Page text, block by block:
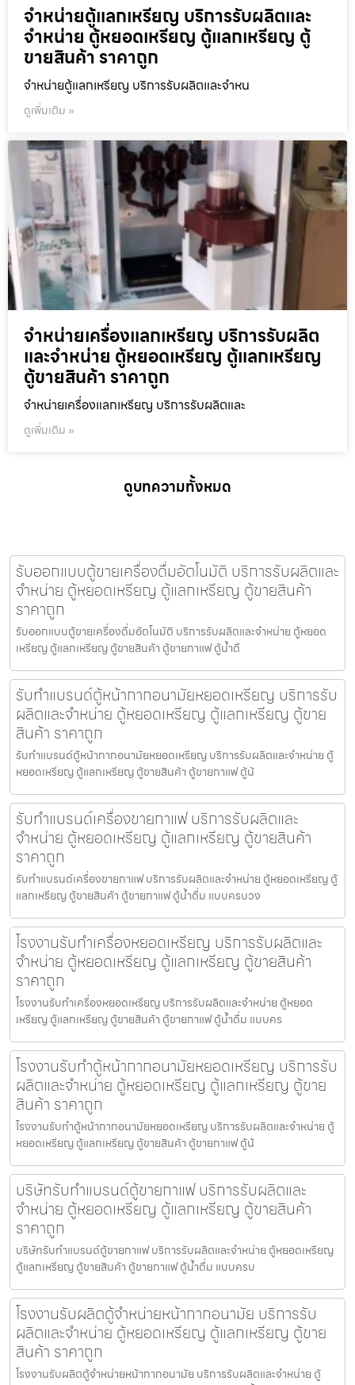
จำหน่ายตู้แลกเหรียญ บริการรับผลิตและ
จำหน่าย ตู้หยอดเหรียญ ตู้แลกเหรียญ ตู้
ขายสินค้า ราคาถูก
จำหน่ายตู้แลกเหรียญ บริการรับผลิตและจำหน
ดูเพิ่มเติม »
จำหน่ายเครื่องแลกเหรียญ บริการรับผลิต
และจำหน่าย ตู้หยอดเหรียญ ตู้แลกเหรียญ
ตู้ขายสินค้า ราคาถูก
จำหน่ายเครื่องแลกเหรียญ บริการรับผลิตและ
ดูเพิ่มเติม »
ดูบทความทั้งหมด
รับออกแบบตู้ขายเครื่องดื่ม​อัตโนมัติ บริการรับผลิตและ
จำหน่าย ตู้หยอดเหรียญ ตู้แลกเหรียญ ตู้ขายสินค้า
ราคาถูก
รับออกแบบตู้ขายเครื่องดื่ม​อัตโนมัติ บริการรับผลิตและจำหน่าย ตู้หยอด
เหรียญ ตู้แลกเหรียญ ตู้ขายสินค้า ตู้ขายกาแฟ ตู้น้ำดื
รับทำแบรนด์ตู้หน้ากากอนามัยหยอดเหรียญ​​ บริการรับ
ผลิตและจำหน่าย ตู้หยอดเหรียญ ตู้แลกเหรียญ ตู้ขาย
สินค้า ราคาถูก
รับทำแบรนด์ตู้หน้ากากอนามัยหยอดเหรียญ​​ บริการรับผลิตและจำหน่าย ตู้
หยอดเหรียญ ตู้แลกเหรียญ ตู้ขายสินค้า ตู้ขายกาแฟ ตู้น้
รับทำแบรนด์เครื่องขายกาแฟ บริการรับผลิตและ
จำหน่าย ตู้หยอดเหรียญ ตู้แลกเหรียญ ตู้ขายสินค้า
ราคาถูก
รับทำแบรนด์เครื่องขายกาแฟ บริการรับผลิตและจำหน่าย ตู้หยอดเหรียญ ตู้
แลกเหรียญ ตู้ขายสินค้า ตู้ขายกาแฟ ตู้น้ำดื่ม แบบครบวง
โรงงานรับทำเครื่องหยอดเหรียญ บริการรับผลิตและ
จำหน่าย ตู้หยอดเหรียญ ตู้แลกเหรียญ ตู้ขายสินค้า
ราคาถูก
โรงงานรับทำเครื่องหยอดเหรียญ บริการรับผลิตและจำหน่าย ตู้หยอด
เหรียญ ตู้แลกเหรียญ ตู้ขายสินค้า ตู้ขายกาแฟ ตู้น้ำดื่ม แบบคร
โรงงานรับทำตู้หน้ากากอนามัยหยอดเหรียญ​​ บริการรับ
ผลิตและจำหน่าย ตู้หยอดเหรียญ ตู้แลกเหรียญ ตู้ขาย
สินค้า ราคาถูก
โรงงานรับทำตู้หน้ากากอนามัยหยอดเหรียญ​​ บริการรับผลิตและจำหน่าย ตู้
หยอดเหรียญ ตู้แลกเหรียญ ตู้ขายสินค้า ตู้ขายกาแฟ ตู้น้
บริษัทรับทำแบรนด์ตู้ขายกาแฟ บริการรับผลิตและ
จำหน่าย ตู้หยอดเหรียญ ตู้แลกเหรียญ ตู้ขายสินค้า
ราคาถูก
บริษัทรับทำแบรนด์ตู้ขายกาแฟ บริการรับผลิตและจำหน่าย ตู้หยอดเหรียญ
ตู้แลกเหรียญ ตู้ขายสินค้า ตู้ขายกาแฟ ตู้น้ำดื่ม แบบครบ
โรงงานรับผลิตตู้จำหน่ายหน้ากากอนามัย บริการรับ
ผลิตและจำหน่าย ตู้หยอดเหรียญ ตู้แลกเหรียญ ตู้ขาย
สินค้า ราคาถูก
โรงงานรับผลิตตู้จำหน่ายหน้ากากอนามัย บริการรับผลิตและจำหน่าย ตู้